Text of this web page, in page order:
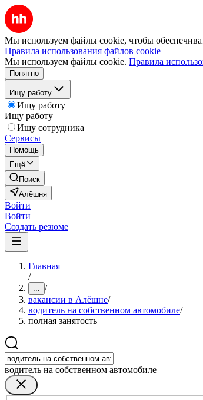
Мы используем файлы cookie, чтобы
Правила использования файлов cookie
Мы используем файлы cookie. Правила
Понятно
Ищу работу
Ищу работу
Ищу работу
Ищу сотрудника
Сервисы
Помощь
Ещё
Поиск
Алёшня
Войти
Войти
Создать резюме
Главная
/
... /
вакансии в Алёшне/
водитель на собственном автомобиле/
полная занятость
водитель на собственном автомобиле